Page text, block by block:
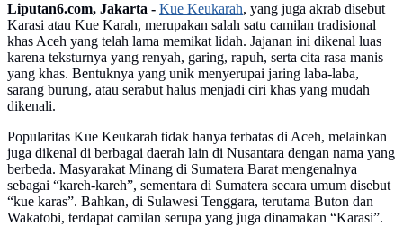
Liputan6.com, Jakarta - Kue Keukarah, yang juga akrab disebut
Karasi atau Kue Karah, merupakan salah satu camilan tradisional
khas Aceh yang telah lama memikat lidah. Jajanan ini dikenal luas
karena teksturnya yang renyah, garing, rapuh, serta cita rasa manis
yang khas. Bentuknya yang unik menyerupai jaring laba-laba,
sarang burung, atau serabut halus menjadi ciri khas yang mudah
dikenali.
Popularitas Kue Keukarah tidak hanya terbatas di Aceh, melainkan
juga dikenal di berbagai daerah lain di Nusantara dengan nama yang
berbeda. Masyarakat Minang di Sumatera Barat mengenalnya
sebagai “kareh-kareh”, sementara di Sumatera secara umum disebut
“kue karas”. Bahkan, di Sulawesi Tenggara, terutama Buton dan
Wakatobi, terdapat camilan serupa yang juga dinamakan “Karasi”.